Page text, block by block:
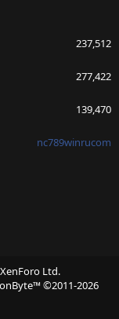
237,512
277,422
139,470
nc789winrucom
Ltd.
©2011-2026